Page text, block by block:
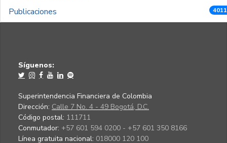
Publicaciones
Síguenos:
Superintendencia Financiera de Colombia
Dirección: Calle 7 No. 4 - 49 Bogotá, D.C.
Código postal: 111711
Conmutador: +57 601 594 0200 - +57 601 350 8166
Línea gratuita nacional: 018000 120 100